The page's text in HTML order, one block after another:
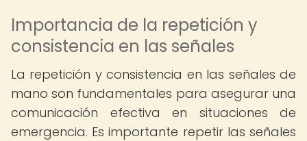
Importancia de la repetición y
consistencia en las señales
La repetición y consistencia en las señales de
mano son fundamentales para asegurar una
comunicación efectiva en situaciones de
emergencia. Es importante repetir las señales